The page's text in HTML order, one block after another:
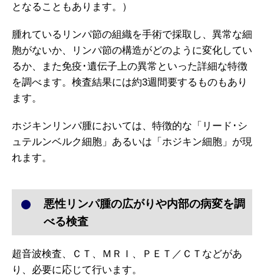
となることもあります。）
腫れているリンパ節の組織を手術で採取し、異常な細
胞がないか、リンパ節の構造がどのように変化してい
るか、また免疫･遺伝子上の異常といった詳細な特徴
を調べます。検査結果には約3週間要するものもあり
ます。
ホジキンリンパ腫においては、特徴的な「リード･シ
ュテルンベルク細胞」あるいは「ホジキン細胞」が現
れます。
悪性リンパ腫の広がりや内部の病変を調
べる検査
超音波検査、ＣＴ、ＭＲＩ、ＰＥＴ／ＣＴなどがあ
り、必要に応じて行います。